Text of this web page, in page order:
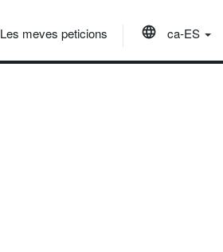
Les meves peticions ca-ES